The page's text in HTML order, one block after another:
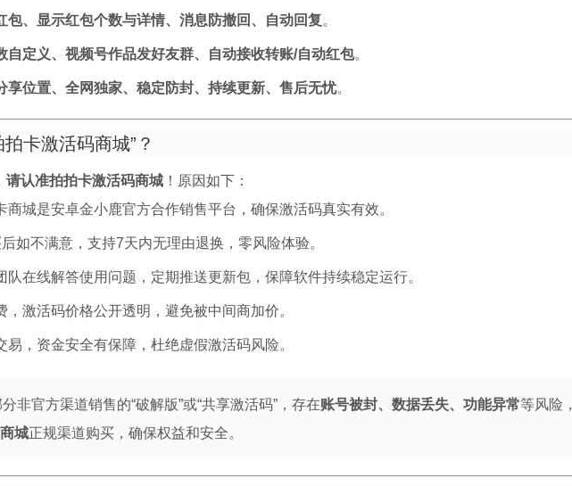
包、显示红包个数与详情、消息防撤回、自动回复。
自定义、视频号作品发好友群、自动接收转账/自动红包。
享位置、全网独家、稳定防封、持续更新、售后无忧。
卡激活码商城”？
请认准拍拍卡激活码商城！原因如下：
商城是安卓金小鹿官方合作销售平台，确保激活码真实有效。
如不满意，支持7天内无理由退换，零风险体验。
队在线解答使用问题，定期推送更新包，保障软件持续稳定运行。
，激活码价格公开透明，避免被中间商加价。
易，资金安全有保障，杜绝虚假激活码风险。
非官方渠道销售的“破解版”或“共享激活码”，存在账号被封、数据丢失、功能异常等风险，
城正规渠道购买，确保权益和安全。